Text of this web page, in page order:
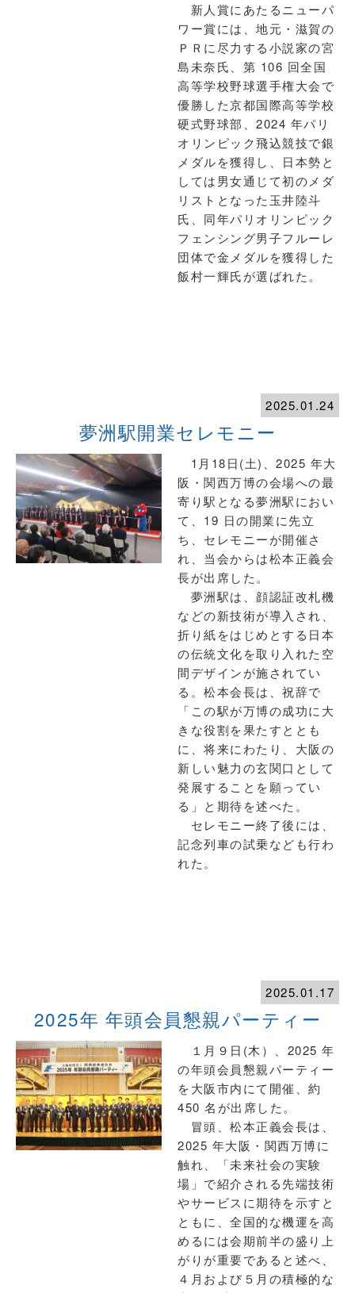
新人賞にあたるニューパ
ワー賞には、地元・滋賀の
ＰＲに尽力する小説家の宮
島未奈氏、第 106 回全国
高等学校野球選手権大会で
優勝した京都国際高等学校
硬式野球部、2024 年パリ
オリンピック飛込競技で銀
メダルを獲得し、日本勢と
しては男女通じて初のメダ
リストとなった玉井陸斗
氏、同年パリオリンピック
フェンシング男子フルーレ
団体で金メダルを獲得した
飯村一輝氏が選ばれた。
2025.01.24
夢洲駅開業セレモニー
1月18日(土)、2025 年大
阪・関西万博の会場への最
寄り駅となる夢洲駅におい
て、19 日の開業に先立
ち、セレモニーが開催さ
れ、当会からは松本正義会
長が出席した。
夢洲駅は、顔認証改札機
などの新技術が導入され、
折り紙をはじめとする日本
の伝統文化を取り入れた空
間デザインが施されてい
る。松本会長は、祝辞で
「この駅が万博の成功に大
きな役割を果たすととも
に、将来にわたり、大阪の
新しい魅力の玄関口として
発展することを願ってい
る」と期待を述べた。
セレモニー終了後には、
記念列車の試乗なども行わ
れた。
2025.01.17
2025年 年頭会員懇親パーティー
１月９日(木）、2025 年
の年頭会員懇親パーティー
を大阪市内にて開催、約
450 名が出席した。
冒頭、松本正義会長は、
2025 年大阪・関西万博に
触れ、「未来社会の実験
場」で紹介される先端技術
やサービスに期待を示すと
ともに、全国的な機運を高
めるには会期前半の盛り上
がりが重要であると述べ、
４月および５月の積極的な